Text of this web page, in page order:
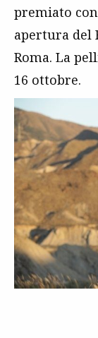
premiato
apertura del
Roma. La
16 ottobre.